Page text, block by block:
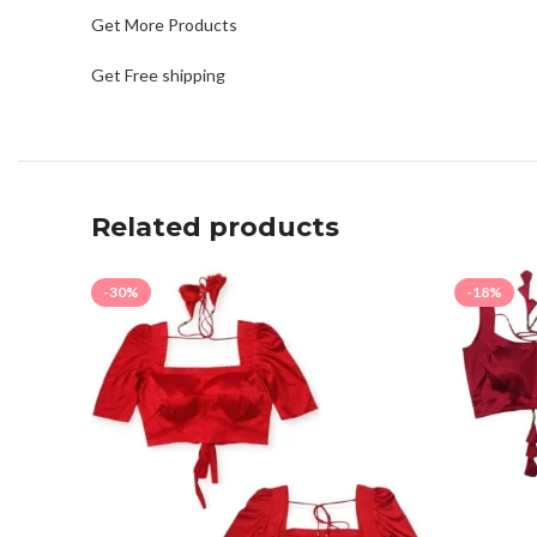
Get More Products
Get Free shipping
Related products
-30% -18%